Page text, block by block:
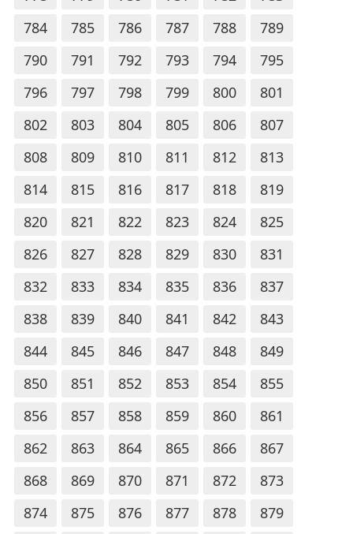
784
785 786 787 788
789
790
791 792 793 794
795
796
797 798 799 800
801
802
803 804 805 806
807
808
809 810 811 812
813
814
815 816 817 818
819
820
821 822 823 824
825
826
827 828 829 830
831
832
833 834 835 836
837
838
839 840 841 842
843
844
845 846 847 848
849
850
851 852 853 854
855
856
857 858 859 860
861
862
863 864 865 866
867
868
869 870 871 872
873
874
875 876 877 878
879